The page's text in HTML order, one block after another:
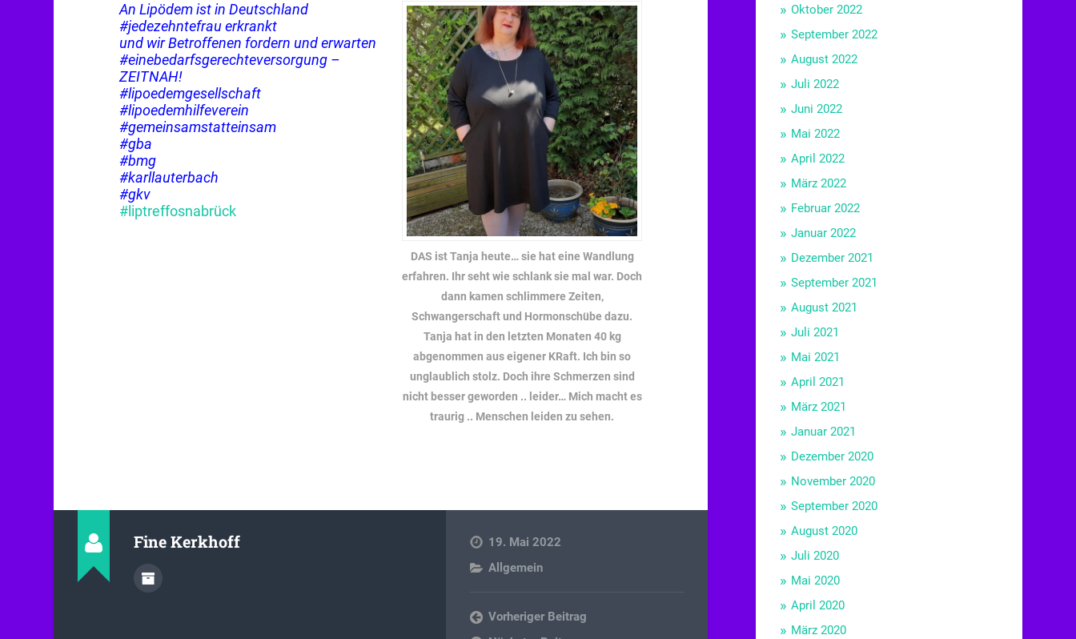
DAS ist Tanja heute… sie hat eine Wandlung
erfahren. Ihr seht wie schlank sie mal war. Doch
dann kamen schlimmere Zeiten,
Schwangerschaft und Hormonschübe dazu.
Tanja hat in den letzten Monaten 40 kg
abgenommen aus eigener KRaft. Ich bin so
unglaublich stolz. Doch ihre Schmerzen sind
nicht besser geworden .. leider… Mich macht es
traurig .. Menschen leiden zu sehen.
An Lipödem ist in Deutschland
#jedezehntefrauerkrankt
und wir Betroffenen fordern und erwarten
#einebedarfsgerechteversorgung–
ZEITNAH!
#lipoedemgesellschaft
#lipoedemhilfeverein
#gemeinsamstatteinsam
#gba
#bmg
#karllauterbach
#gkv
#liptreffosnabrück
Fine Kerkhoff
19. Mai 2022
Allgemein
Vorheriger Beitrag
Oktober 2022
September 2022
August 2022
Juli 2022
Juni 2022
Mai 2022
April 2022
März 2022
Februar 2022
Januar 2022
Dezember 2021
September 2021
August 2021
Juli 2021
Mai 2021
April 2021
März 2021
Januar 2021
Dezember 2020
November 2020
September 2020
August 2020
Juli 2020
Mai 2020
April 2020
März 2020